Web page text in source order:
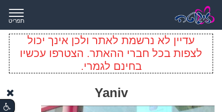
תפריט
עדיין לא נרשמת לאתר ולכן אינך יכול
לצפות בכל חברי ההאתר. הצטרפו עכשיו
בחינם לגמרי.
Yaniv